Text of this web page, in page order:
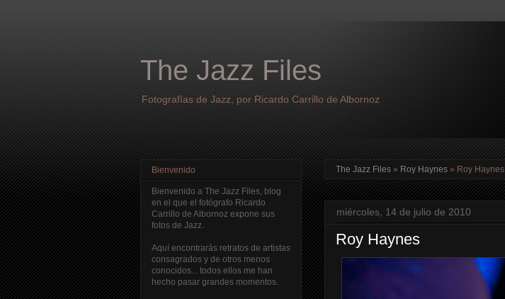
The Jazz Files
Fotografías de Jazz, por Ricardo Carrillo de Albornoz
The Jazz Files » Roy Haynes » Roy Haynes
miércoles, 14 de julio de 2010
Roy Haynes
Bienvenido
Bienvenido a The Jazz Files, blog
en el que el fotógrafo Ricardo
Carrillo de Albornoz expone sus
fotos de Jazz.
Aquí encontrarás retratos de artistas
consagrados y de otros menos
conocidos... todos ellos me han
hecho pasar grandes momentos.